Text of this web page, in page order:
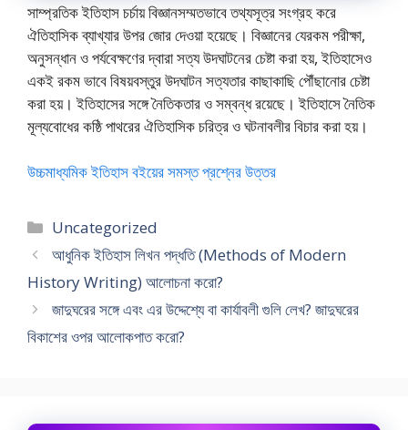
সাম্প্রতিক ইতিহাস চর্চায় বিজ্ঞানসম্মতভাবে তথ্যসূত্র সংগ্রহ করে
ঐতিহাসিক ব্যাখ্যার উপর জোর দেওয়া হয়েছে। বিজ্ঞানের যেরকম পরীক্ষা,
অনুসন্ধান ও পর্যবেক্ষণের দ্বারা সত্য উদঘাটনের চেষ্টা করা হয়, ইতিহাসেও
একই রকম ভাবে বিষয়বস্তুর উদঘাটন সত্যতার কাছাকাছি পৌঁছানোর চেষ্টা
করা হয়। ইতিহাসের সঙ্গে নৈতিকতার ও সম্বন্ধ রয়েছে। ইতিহাসে নৈতিক
মূল্যবোধের কষ্ঠি পাথরের ঐতিহাসিক চরিত্র ও ঘটনাবলীর বিচার করা হয়।
উচ্চমাধ্যমিক ইতিহাস বইয়ের সমস্ত প্রশ্নের উত্তর
Categories
Uncategorized
আধুনিক ইতিহাস লিখন পদ্ধতি (Methods of Modern
History Writing) আলোচনা করো?
জাদুঘরের সঙ্গে এবং এর উদ্দেশ্যে বা কার্যাবলী গুলি লেখ? জাদুঘরের
বিকাশের ওপর আলোকপাত করো?